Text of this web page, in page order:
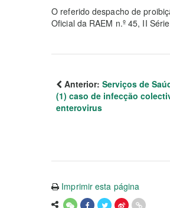
O referido despacho de
Oficial da RAEM n.º 45, II
Anterior: Serviços de
(1) caso de infecção
enterovirus
Imprimir esta página